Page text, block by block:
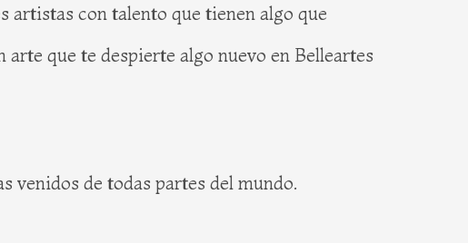
artistas con talento que tienen algo que
que te despierte algo nuevo en Belleartes
venidos de todas partes del mundo.